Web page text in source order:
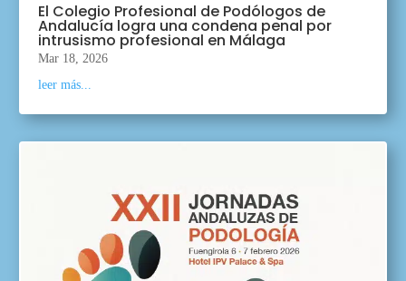
El Colegio Profesional de Podólogos de
Andalucía logra una condena penal por
intrusismo profesional en Málaga
Mar 18, 2026
leer más...